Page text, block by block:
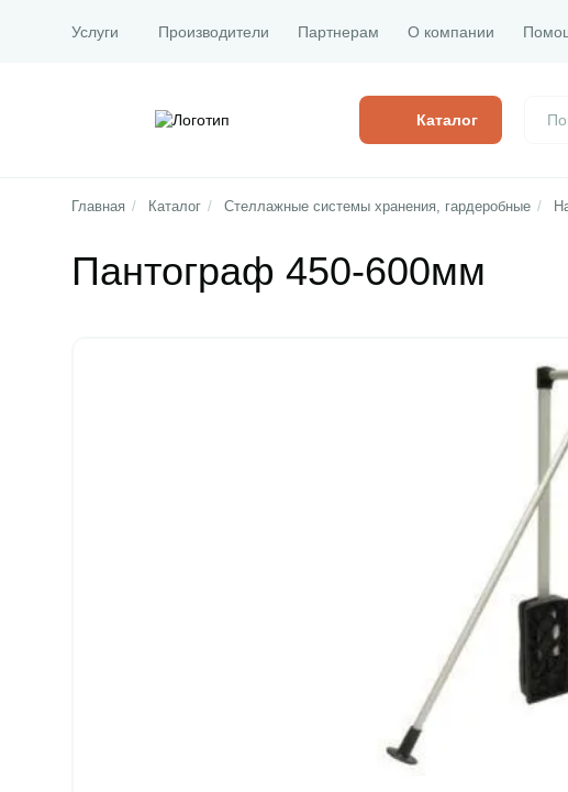
Услуги Производители Партнерам О компании
Каталог
Главная / Каталог / Стеллажные системы хранения, гардеробные /
Пантограф 450-600мм